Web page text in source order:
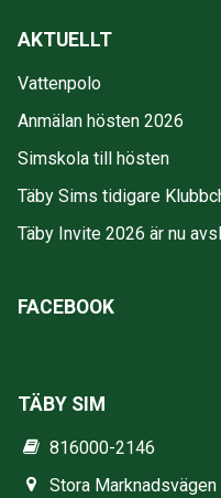
AKTUELLT
Vattenpolo
Anmälan hösten 2026
Simskola till hösten
Täby Sims tidigare
Täby Invite 2026 är nu
FACEBOOK
TÄBY SIM
816000-2146
Stora